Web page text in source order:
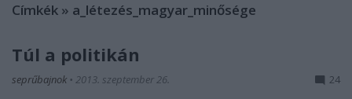
Címkék » a_létezés_magyar_minősége
Túl a politikán
seprűbajnok • 2013. szeptember 26. 24